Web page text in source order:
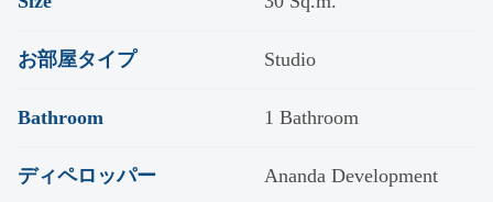
お部屋タイプ Studio
Bathroom 1 Bathroom
ディペロッパー Ananda Development